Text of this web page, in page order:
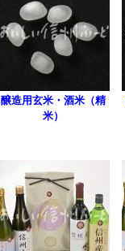
醸造用玄米・酒米（精
米）